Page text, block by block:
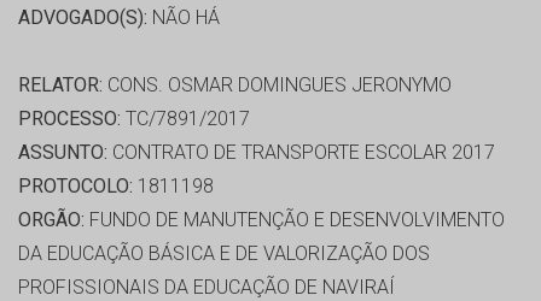
ADVOGADO(S): NÃO HÁ
RELATOR: CONS. OSMAR DOMINGUES JERONYMO
PROCESSO: TC/7891/2017
ASSUNTO: CONTRATO DE TRANSPORTE ESCOLAR 2017
PROTOCOLO: 1811198
ORGÃO: FUNDO DE MANUTENÇÃO E DESENVOLVIMENTO
DA EDUCAÇÃO BÁSICA E DE VALORIZAÇÃO DOS
PROFISSIONAIS DA EDUCAÇÃO DE NAVIRAÍ